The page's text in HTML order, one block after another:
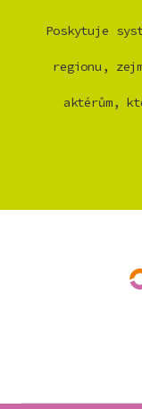
Poskytuje
regionu,
aktérům,